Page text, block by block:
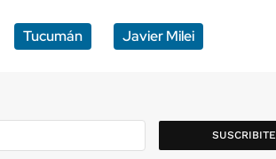
Tucumán Javier Milei
SUSCRIBITE